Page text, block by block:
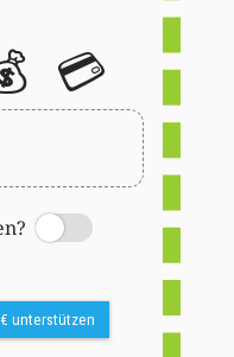
💳
unterstützen